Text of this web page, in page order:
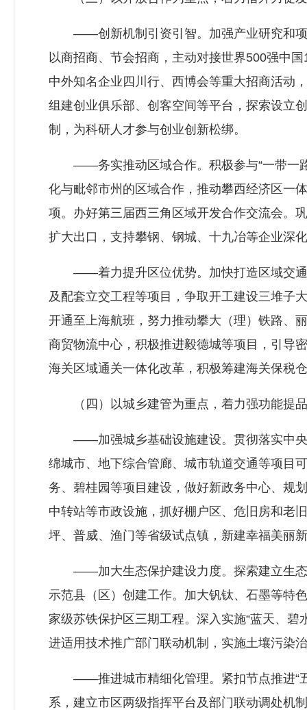
——创新机制引资引智。加强产业研究和项
以商招商、节会招商，主动对接世界500强中
中外知名企业四川行、西博会等重大招商活动
组建创业俱乐部、创客空间等平台，探索设立
制，为科研人才参与创业创新松绑。
——务实推动区域合作。积极参与“一带一路
化与毗邻市州的区域合作，推动攀西经济区一
项。办好第三届西三角区域开发合作交流会。
扩大出口，支持攀钢、钢城、十九冶等企业深
——着力提升区位优势。加快打造区域交通
及配套立交工程等项目，争取开工建设三堆子
开通至上海航班，努力推动攀大（理）铁路、
商贸物流中心，积极推进毅德城等项目，引导
海关区域通关一体化改革，积极筹建海关保税
（四）以城乡建管为重点，着力强功能提
——加强城乡基础设施建设。贯彻落实中央
绵城市、地下综合管廊、城市轨道交通等项目
务、碧桂园等项目建设，做好新政务中心、规
中转站等市政设施，抓好棚户区、危旧房和老
坪、普威、渔门等省级试点镇，新建幸福美丽
——加大生态保护建设力度。探索建立生态
示范县（区）创建工作。加大钒钛、石墨等特
家级苏铁保护区三期工程。深入实施“蓝天、
进适用技术推广部门联动机制，实施土壤污染
——推进城市精细化管理。紧扣节点推进“五
系，建立市区两级指挥平台及部门联动调处机